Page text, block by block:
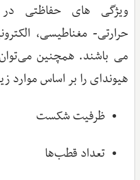
ویژگی های حفاظتی در
حرارتی- مغناطیسی،
می باشند. همچنین
هیوندای را بر اساس موارد
ظرفیت شکست
تعداد قطب‌ها